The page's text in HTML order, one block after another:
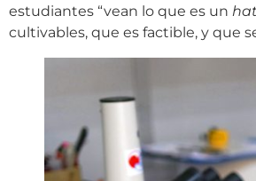
estudiantes “vean lo que es un
cultivables, que es factible, y que